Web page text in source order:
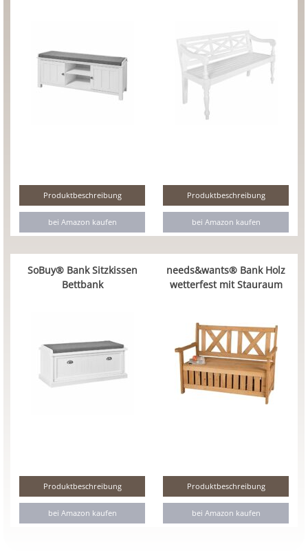
Produktbeschreibung
bei Amazon kaufen
Produktbeschreibung
bei Amazon kaufen
SoBuy® Bank Sitzkissen
Bettbank
Produktbeschreibung
bei Amazon kaufen
needs&wants® Bank Holz
wetterfest mit Stauraum
Produktbeschreibung
bei Amazon kaufen